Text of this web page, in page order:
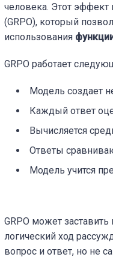
человека. Этот эффект
(GRPO), который
использования
GRPO работает
Модель создает
Каждый ответ
Вычисляется
Ответы
Модель учится
GRPO может заставить
логический ход
вопрос и ответ, но не